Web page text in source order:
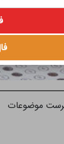
موضوعات